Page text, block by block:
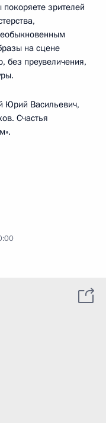
зрителей
на сцене
без преувеличения,
Юрий Васильевич,
Счастья